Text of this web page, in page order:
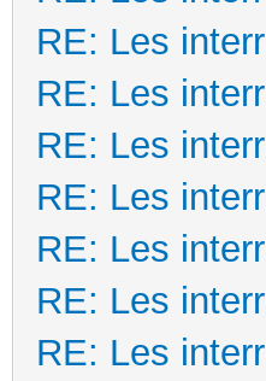
RE: Les
RE: Les
RE: Les
RE: Les
RE: Les
RE: Les
RE: Les